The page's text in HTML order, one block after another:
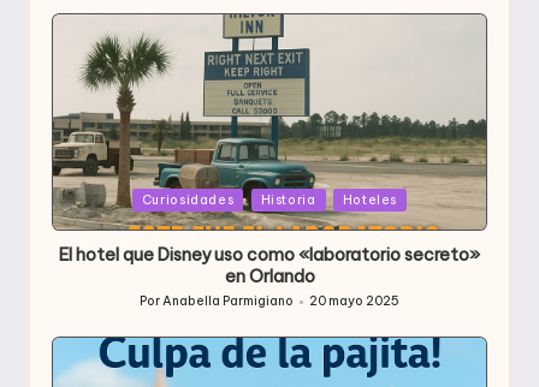
por
Publicada
en
Curiosidades Historia Hoteles
El hotel que Disney uso como «laboratorio secreto»
en Orlando
PorAnabella Parmigiano 20 mayo 2025